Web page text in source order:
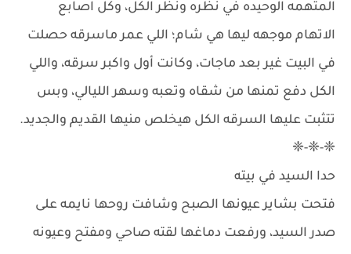
المتهمه الوحيده في نظره ونظر الكل، وكل اصابع
الاتهام موجهه ليها هي شام؛ اللي عمر ماسرقه حصلت
في البيت غير بعد ماجات، وكانت أول واكبر سرقه، واللي
الكل دفع تمنها من شقاه وتعبه وسهر الليالي، وبس
تتثبت عليها السرقه الكل هيخلص منيها القديم والجديد.
❈-❈-❈
حدا السيد في بيته
فتحت بشاير عيونها الصبح وشافت روحها نايمه على
صدر السيد، ورفعت دماغها لقته صاحي ومفتح وعيونه